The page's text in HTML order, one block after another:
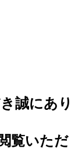
誠にあり
覧いただ